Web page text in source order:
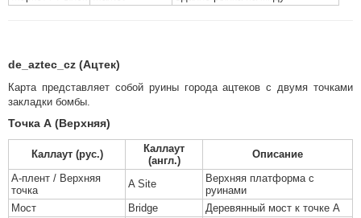
de_aztec_cz (Ацтек)
Карта представляет собой руины города ацтеков с двумя точками
закладки бомбы.
Точка А (Верхняя)
Каллаут (рус.)
Каллаут
(англ.)
Описание
А-плент / Верхняя
точка
A Site
Верхняя платформа с
руинами
Мост
Bridge Деревянный мост к точке А